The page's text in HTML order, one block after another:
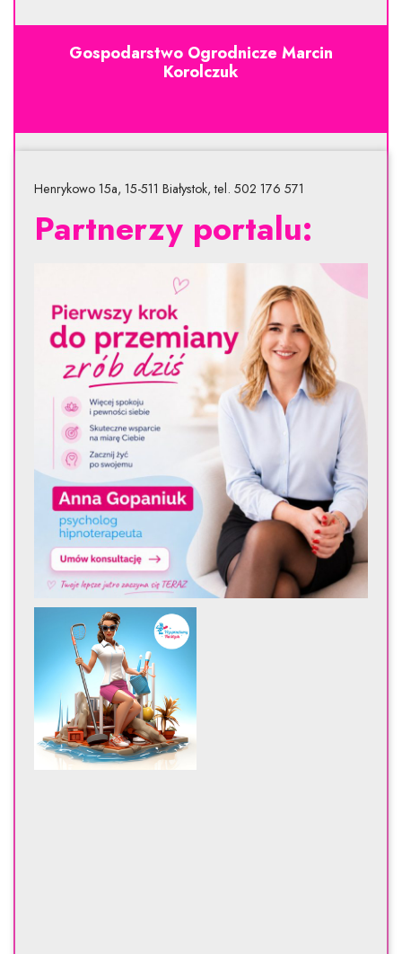
Gospodarstwo Ogrodnicze Marcin
Korolczuk
Henrykowo 15a, 15-511 Białystok, tel. 502 176 571
Partnerzy portalu: